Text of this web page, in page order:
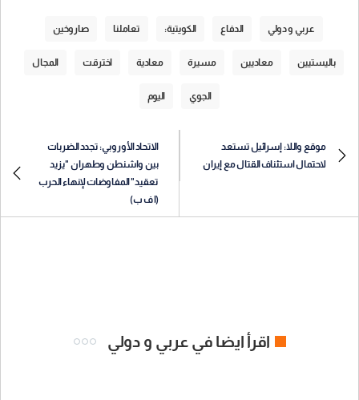
عربي و دولي الدفاع الكويتية: تعاملنا صاروخين
باليستيين معاديين مسيرة معادية اخترقت المجال
الجوي اليوم
موقع واللا: إسرائيل تستعد
لاحتمال استئناف القتال مع إيران
الاتحاد الأوروبي: تجدد الضربات
بين واشنطن وطهران "يزيد
تعقيد" المفاوضات لإنهاء الحرب
(ا ف ب)
اقرأ ايضا في عربي و دولي